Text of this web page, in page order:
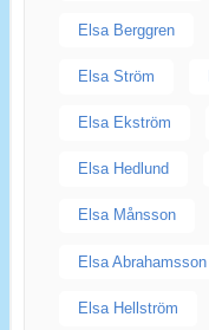
Elsa Berggren
Elsa Ström
Elsa Ekström
Elsa Hedlund
Elsa Månsson
Elsa Abrahamsson
Elsa Hellström